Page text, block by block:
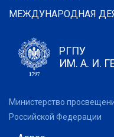
МЕЖДУНАРОДНАЯ
РГПУ
ИМ. А. И.
Министерство
Российской Федерации